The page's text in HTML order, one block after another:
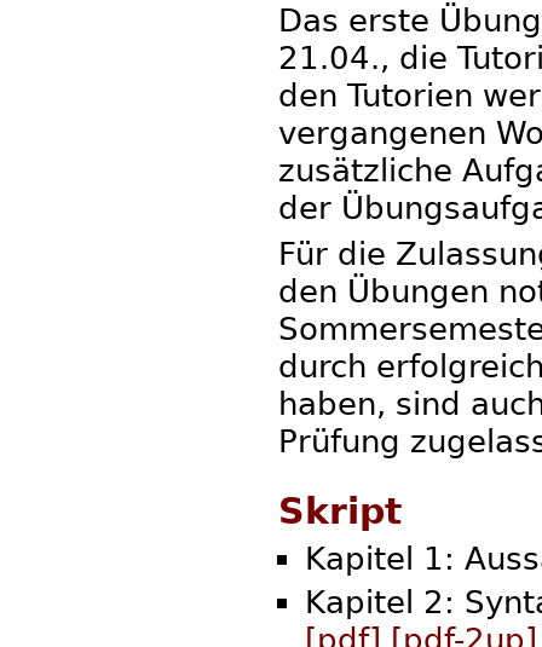
Das erste
21.04., die
den Tutorien
vergangenen
zusätzliche
der
Für die
den Übungen
durch
haben, sind
Prüfung
Skript
Kapitel 1:
Kapitel 2: